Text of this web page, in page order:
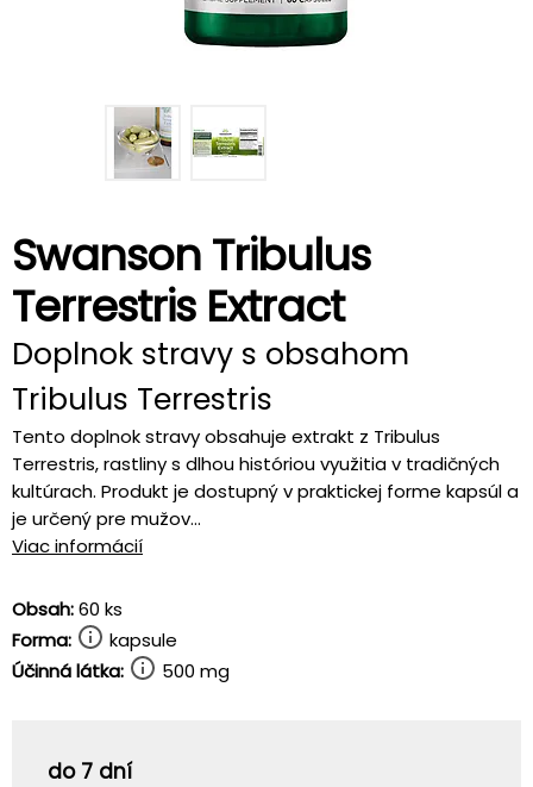
Swanson Tribulus
Terrestris Extract
Doplnok stravy s obsahom
Tribulus Terrestris
Tento doplnok stravy obsahuje extrakt z Tribulus
Terrestris, rastliny s dlhou históriou využitia v tradičných
kultúrach. Produkt je dostupný v praktickej forme kapsúl a
je určený pre mužov...
Viac informácií
Obsah:60 ks
Forma:
kapsule
Účinná látka:
500 mg
do 7 dní